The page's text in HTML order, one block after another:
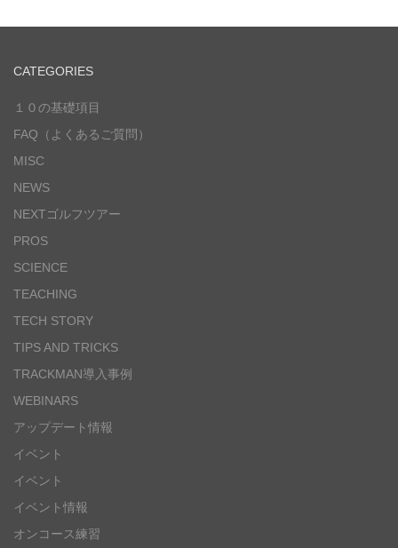
CATEGORIES
１０の基礎項目
FAQ（よくあるご質問）
MISC
NEWS
NEXTゴルフツアー
PROS
SCIENCE
TEACHING
TECH STORY
TIPS AND TRICKS
TRACKMAN導入事例
WEBINARS
アップデート情報
イベント
イベント
イベント情報
オンコース練習